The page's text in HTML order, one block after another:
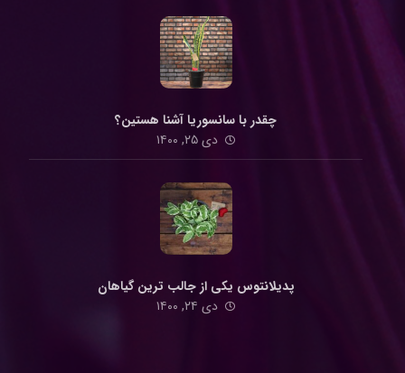
چقدر با سانسوریا آشنا هستین؟
دی ۲۵, ۱۴۰۰
پدیلانتوس یکی از جالب ترین گیاهان
دی ۲۴, ۱۴۰۰